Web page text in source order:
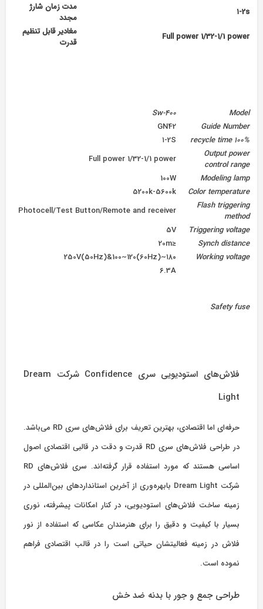
۱-2s
مدت زمان شارژ
مجدد
Full power 1/32-1/1 power
مغادیر قابل تنظیم
قدرت
Model
Sw-400
Guide Number
GN42
۱۰۰% recycle time
۱-2S
Output power
control range
Full power 1/32-1/1 power
Modeling lamp
100W
Color temperature
5200k-5600k
Flash triggering
method
Photocell/Test Button/Remote and receiver
Triggering voltage
5V
Synch distance
≤20m
Working voltage
۱۸۰~250V(50Hz)&100~120(60Hz)
Safety fuse
۶.3A
فلاش‌های استودیویی سری Confidence شرکت Dream
Light
حرفه‌ای اما اقتصادی، بهترین تعریف برای فلاش‌های سری RD می‌باشد.
در طراحی فلاش‌های سری RD قدرت و دقت در قالبی اقتصادی اصول
اساسی هستند که مورد استفاده قرار گرفته‌اند. سری فلاش‌های RD
شرکت Dream Light بابهره‌وری از آخرین استانداردهای بین‌المللی در
زمینه ساخت فلاش‌های استودیویی، در کنار امکانات پیشرفته، نوری
بسیار با کیفیت و دقیق را برای هنرمندان عکاسی که استفاده از نور
فلاش در زمینه فعالیتشان حیاتی است را در قالب اقتصادی فراهم
نموده است.
طراحیجمع و جور با بدنه ضد خش